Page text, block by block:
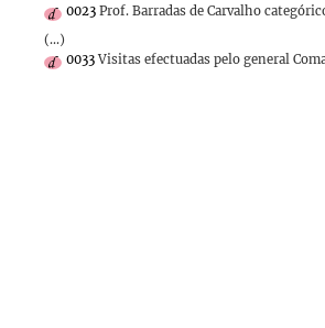
0023 Prof. Barradas de Carvalho
(...)
0033 Visitas efectuadas pelo general